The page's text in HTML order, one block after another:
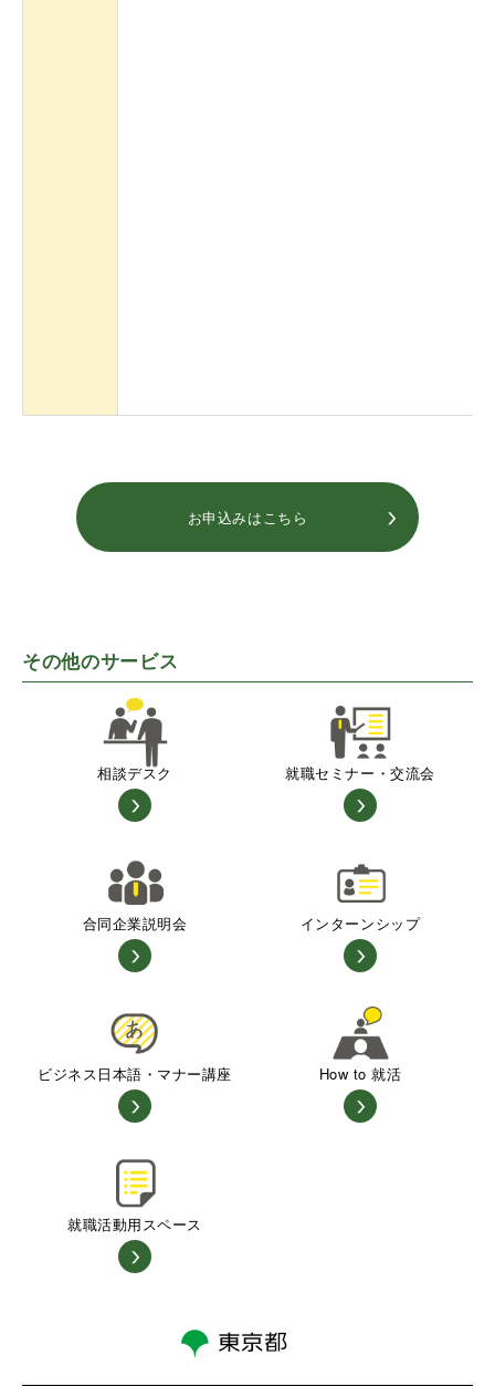
お申込みはこちら
その他のサービス
相談デスク 就職セミナー・交流会
合同企業説明会 インターンシップ
ビジネス日本語・マナー講座 How to 就活
就職活動用スペース